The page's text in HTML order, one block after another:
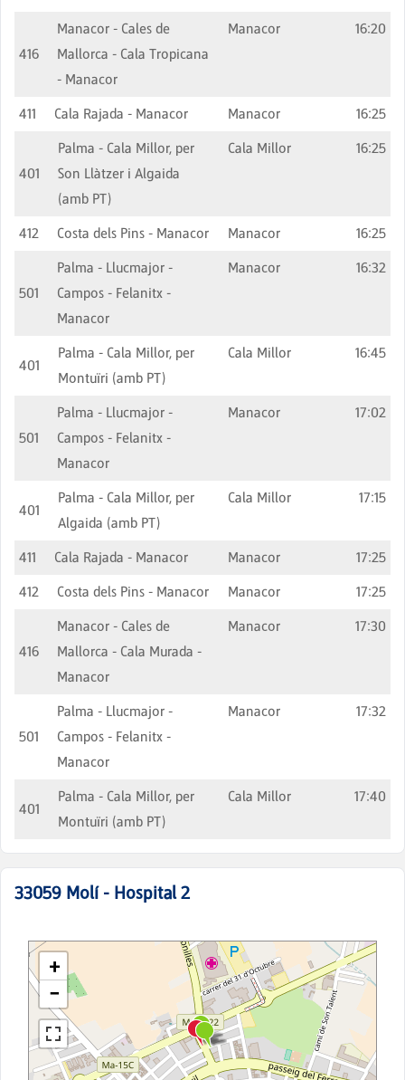
416
Manacor - Cales de
Mallorca - Cala Tropicana
- Manacor
Manacor 16:20
411 Cala Rajada - Manacor Manacor 16:25
401
Palma - Cala Millor, per
Son Llàtzer i Algaida
(amb PT)
Cala Millor 16:25
412 Costa dels Pins - Manacor Manacor 16:25
501
Palma - Llucmajor -
Campos - Felanitx -
Manacor
Manacor 16:32
401
Palma - Cala Millor, per
Montuïri (amb PT)
Cala Millor 16:45
501
Palma - Llucmajor -
Campos - Felanitx -
Manacor
Manacor 17:02
401
Palma - Cala Millor, per
Algaida (amb PT)
Cala Millor 17:15
411 Cala Rajada - Manacor Manacor
17:25
412
Costa dels Pins - Manacor Manacor 17:25
416
Manacor - Cales de
Mallorca - Cala Murada -
Manacor
Manacor 17:30
501
Palma - Llucmajor -
Campos - Felanitx -
Manacor
Manacor 17:32
401
Palma - Cala Millor, per
Montuïri (amb PT)
Cala Millor 17:40
33059 Molí - Hospital 2